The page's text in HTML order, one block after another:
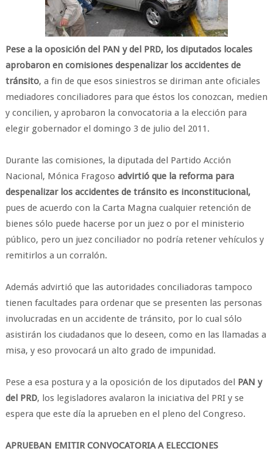
Pese a la oposición del PAN y del PRD, los diputados locales
aprobaron en comisiones despenalizar los accidentes de
tránsito, a fin de que esos siniestros se diriman ante oficiales
mediadores conciliadores para que éstos los conozcan, medien
y concilien, y aprobaron la convocatoria a la elección para
elegir gobernador el domingo 3 de julio del 2011.
Durante las comisiones, la diputada del Partido Acción
Nacional, Mónica Fragoso advirtió que la reforma para
despenalizar los accidentes de tránsito es inconstitucional,
pues de acuerdo con la Carta Magna cualquier retención de
bienes sólo puede hacerse por un juez o por el ministerio
público, pero un juez conciliador no podría retener vehículos y
remitirlos a un corralón.
Además advirtió que las autoridades conciliadoras tampoco
tienen facultades para ordenar que se presenten las personas
involucradas en un accidente de tránsito, por lo cual sólo
asistirán los ciudadanos que lo deseen, como en las llamadas a
misa, y eso provocará un alto grado de impunidad.
Pese a esa postura y a la oposición de los diputados del PAN y
del PRD, los legisladores avalaron la iniciativa del PRI y se
espera que este día la aprueben en el pleno del Congreso.
APRUEBAN EMITIR CONVOCATORIA A ELECCIONES